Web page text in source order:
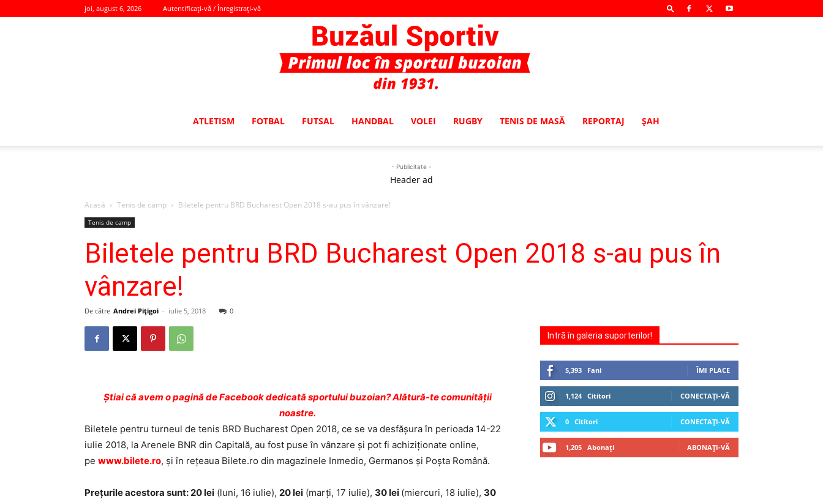
joi, august 6, 2026 Autentificați-vă / Înregistrați-vă
ATLETISM FOTBAL FUTSAL HANDBAL VOLEI RUGBY TENIS DE MASĂ REPORTAJ ŞAH
- Publicitate -
Header ad
Acasă Tenis de camp Biletele pentru BRD Bucharest Open 2018 s-au pus în vânzare!
Tenis de camp
Biletele pentru BRD Bucharest Open 2018 s-au pus în
vânzare!
De către Andrei Pițigoi - iulie 5, 2018 0
Ştiai că avem o pagină de Facebook dedicată sportului buzoian? Alătură-te comunității
noastre.
Biletele pentru turneul de tenis BRD Bucharest Open 2018, ce se va desfășura în perioada 14-22
iulie 2018, la Arenele BNR din Capitală, au fost puse în vânzare și pot fi achiziționate online,
pe www.bilete.ro, și în rețeaua Bilete.ro din magazinele Inmedio, Germanos și Poșta Română.
Prețurile acestora sunt:20 lei (luni, 16 iulie), 20 lei (marți, 17 iulie), 30 lei (miercuri, 18 iulie), 30
Intră în galeria suporterilor!
5,393 Fani ÎMI PLACE
1,124 Cititori CONECTAȚI-VĂ
0 Cititori CONECTAȚI-VĂ
1,205 Abonați ABONAȚI-VĂ